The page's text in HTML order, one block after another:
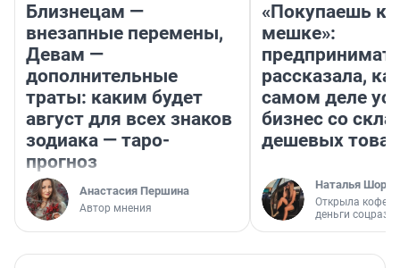
Близнецам —
внезапные перемены,
Девам —
дополнительные
траты: каким будет
август для всех знаков
зодиака — таро-
прогноз
Анастасия Першина
Автор мнения
«Покупаешь
мешке»:
рассказала,
самом деле
бизнес со
дешевых
Наталья
Открыла
деньги